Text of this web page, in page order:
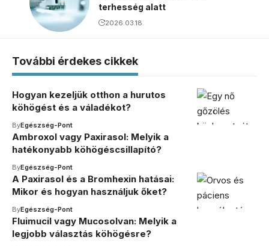
terhesség alatt
2026.03.18.
További érdekes cikkek
Hogyan kezeljük otthon a hurutos
köhögést és a váladékot?
ByEgészség-Pont
Ambroxol vagy Paxirasol: Melyik a
hatékonyabb köhögéscsillapító?
ByEgészség-Pont
A Paxirasol és a Bromhexin hatásai:
Mikor és hogyan használjuk őket?
ByEgészség-Pont
Fluimucil vagy Mucosolvan: Melyik a
legjobb választás köhögésre?